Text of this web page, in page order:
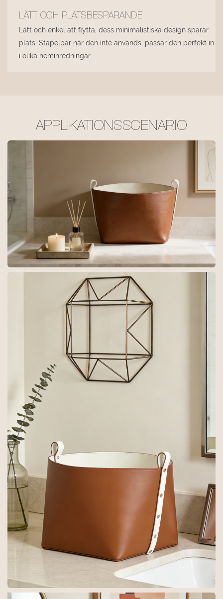
LÄTT OCH PLATSBESPARANDE
Lätt och enkel att flytta, dess minimalistiska design sparar
plats. Stapelbar när den inte används, passar den perfekt in
i olika heminredningar.
APPLIKATIONSSCENARIO